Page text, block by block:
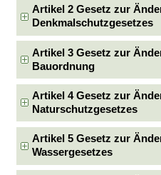
Artikel 2 Gesetz zur
Denkmalschutzgesetzes
Artikel 3 Gesetz zur
Bauordnung
Artikel 4 Gesetz zur
Naturschutzgesetzes
Artikel 5 Gesetz zur
Wassergesetzes